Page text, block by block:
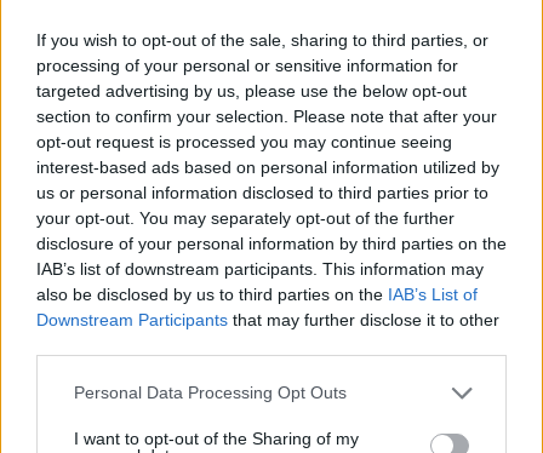
If you wish to opt-out of the sale, sharing to third parties, or
processing of your personal or sensitive information for
targeted advertising by us, please use the below opt-out
section to confirm your selection. Please note that after your
opt-out request is processed you may continue seeing
interest-based ads based on personal information utilized by
us or personal information disclosed to third parties prior to
your opt-out. You may separately opt-out of the further
disclosure of your personal information by third parties on the
IAB’s list of downstream participants. This information may
also be disclosed by us to third parties on the IAB’s List of
Downstream Participants that may further disclose it to other
Please note that this website/app uses one or more Google
not limited to your visit or usage behaviour. You may click to
Personal Data Processing Opt Outs
I want to opt-out of the Sharing of my
Η συζήτηση για τη διεθνοποίηση της ανώτατης
εκπαίδευσης συνδέεται άμεσα με τη
Θεσσαλονίκη.Στην επίσημη τελετή εγκαινίων
Σοφία Ζαχαράκη, ανέφερε ότι η Ελλάδα μπορεί
να εξελιχθεί σε περιφερειακό και διεθνή κόμβο